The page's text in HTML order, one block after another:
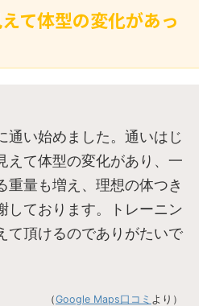
て体型の変化があっ
通い始めました。通いはじ
えて体型の変化があり、一
重量も増え、理想の体つき
しております。トレーニン
て頂けるのでありがたいで
（Google Maps口コミ より）